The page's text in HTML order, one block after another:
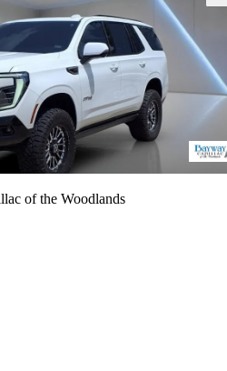
of the Woodlands